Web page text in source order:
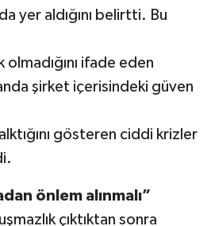
yer aldığını belirtti. Bu
olmadığını ifade eden
şirket içerisindeki güven
gösteren ciddi krizler
önlem alınmalı”
çıktıktan sonra